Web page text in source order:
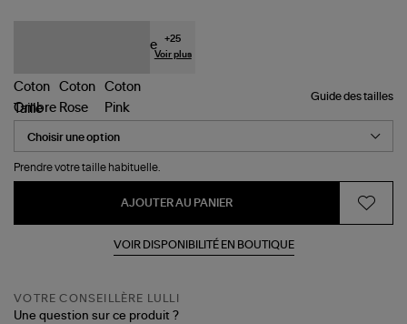
+25
Voir plus
Guide des tailles
Taille
Prendre votre taille habituelle.
AJOUTER AU PANIER
VOIR DISPONIBILITÉ EN BOUTIQUE
VOTRE CONSEILLÈRE LULLI
Une question sur ce produit ?